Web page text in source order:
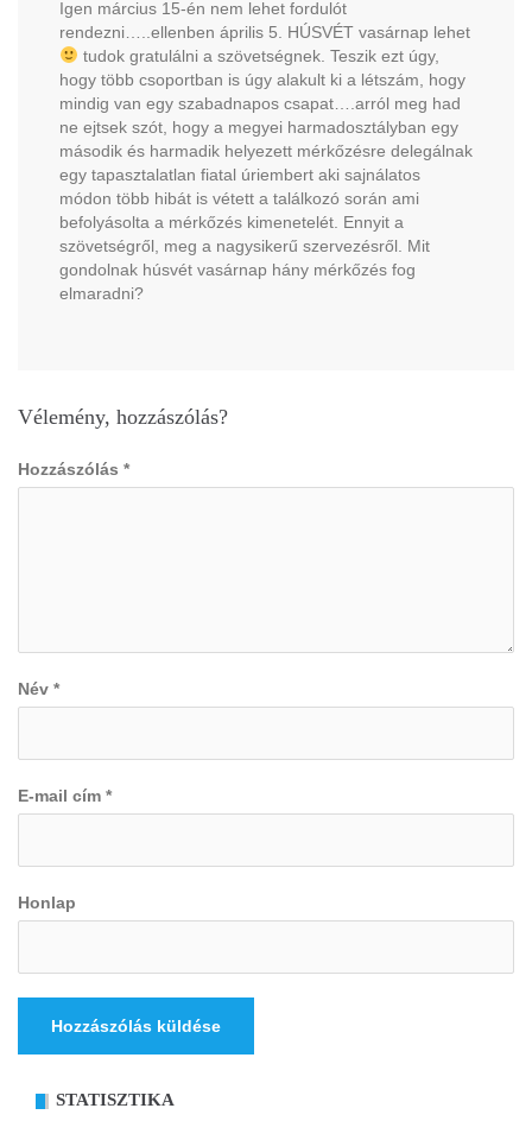
Igen március 15-én nem lehet fordulót
rendezni…..ellenben április 5. HÚSVÉT vasárnap lehet
tudok gratulálni a szövetségnek. Teszik ezt úgy,
hogy több csoportban is úgy alakult ki a létszám, hogy
mindig van egy szabadnapos csapat….arról meg had
ne ejtsek szót, hogy a megyei harmadosztályban egy
második és harmadik helyezett mérkőzésre delegálnak
egy tapasztalatlan fiatal úriembert aki sajnálatos
módon több hibát is vétett a találkozó során ami
befolyásolta a mérkőzés kimenetelét. Ennyit a
szövetségről, meg a nagysikerű szervezésről. Mit
gondolnak húsvét vasárnap hány mérkőzés fog
elmaradni?
Vélemény, hozzászólás?
Hozzászólás *
Név *
E-mail cím *
Honlap
STATISZTIKA